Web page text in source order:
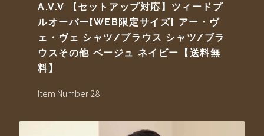
A.V.V 【セットアップ対応】ツィードプ
ルオーバー[WEB限定サイズ] アー・ヴ
ェ・ヴェ シャツ/ブラウス シャツ/ブラ
ウスその他 ベージュ ネイビー【送料無
料】
Item Number 28